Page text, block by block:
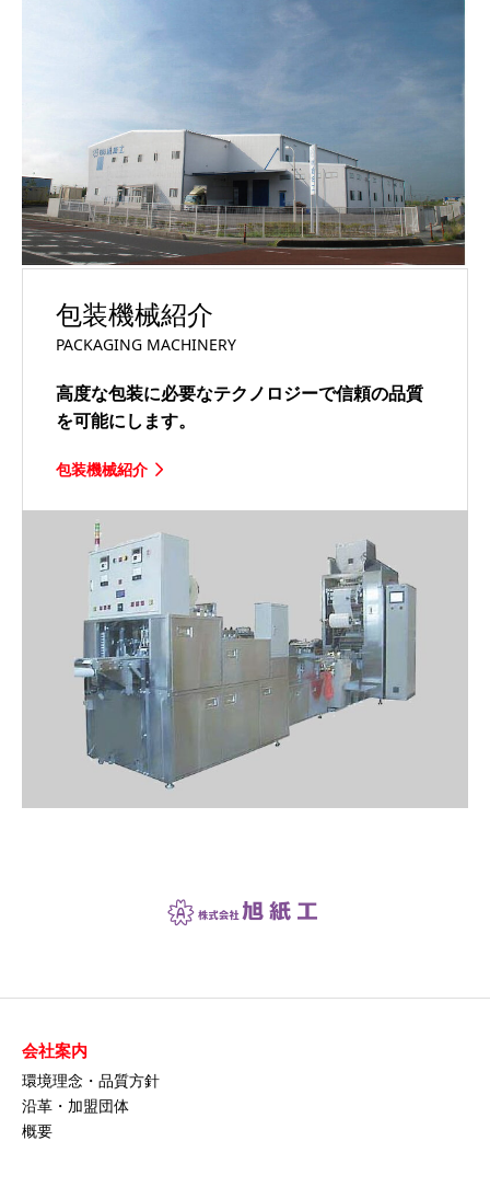
包装機械紹介
PACKAGING MACHINERY
高度な包装に必要なテクノロジーで信頼の品質
を可能にします。
包装機械紹介
会社案内
環境理念・品質方針
沿革・加盟団体
概要